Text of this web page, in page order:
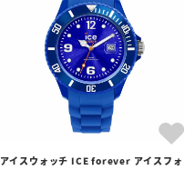
アイスウォッチ ICE forever アイスフォ